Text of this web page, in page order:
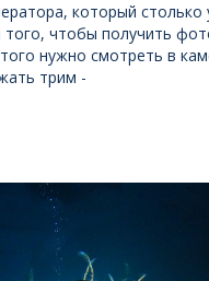
который столько
того, чтобы получить
нужно смотреть в
трим -